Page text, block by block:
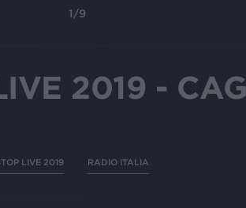
1/9
2019 -
LIVE 2019 RADIO ITALIA